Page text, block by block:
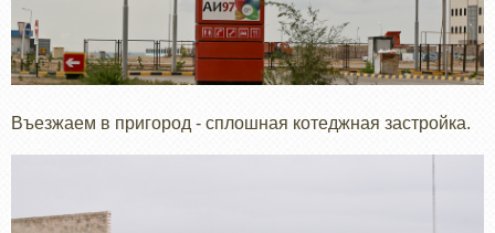
Въезжаем в пригород - сплошная котеджная застройка.